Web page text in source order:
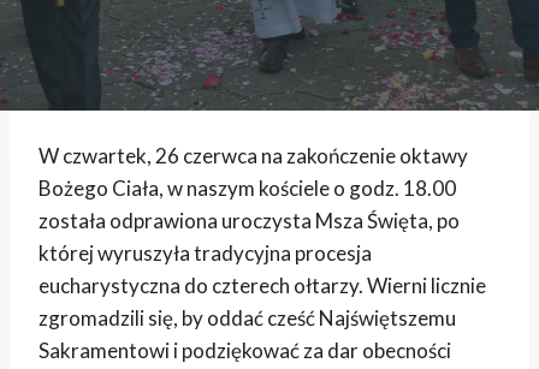
W czwartek, 26 czerwca na zakończenie oktawy
Bożego Ciała, w naszym kościele o godz. 18.00
została odprawiona uroczysta Msza Święta, po
której wyruszyła tradycyjna procesja
eucharystyczna do czterech ołtarzy. Wierni licznie
zgromadzili się, by oddać cześć Najświętszemu
Sakramentowi i podziękować za dar obecności